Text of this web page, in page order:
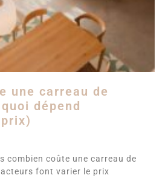
une carreau de
dépend
combien coûte une carreau de
font varier le prix